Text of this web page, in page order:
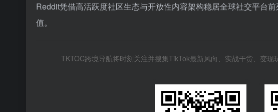
Reddit凭借高活跃度社区生态与开放性内容架构稳居全球社交平台
值。
TKTOC跨境导航将时刻关注并搜集TikTok最新风向、实战干货、变